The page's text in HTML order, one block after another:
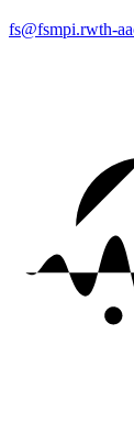
fs@fsmpi.rwth-